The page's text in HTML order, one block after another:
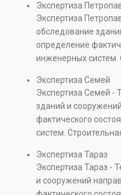
элементов и оценку
Услуга
капитальном
также при судебных
проверках.
Экспертиза
Экспертиза
обследование
определение
инженерных систем.
прочности
безопасности.
недвижимости,
объектов, а также
технических
Экспертиза Семей
Экспертиза Семей -
зданий и
фактического
систем.
элементов и оценку
Услуга
капитальном
Экспертиза Тараз
Экспертиза Тараз -
и сооружений